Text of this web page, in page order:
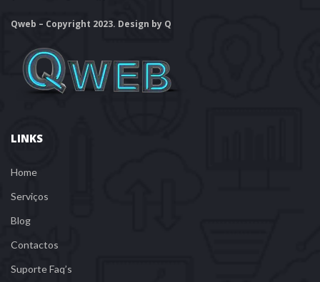
Qweb – Copyright 2023. Design by Q
LINKS
Home
Serviço
Blog
Contacto
Suporte Faq’